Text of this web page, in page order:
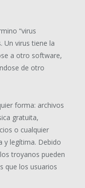
“virus
Un virus tiene la
a otro software,
de otro
forma: archivos
gratuita,
o cualquier
y legítima. Debido
troyanos pueden
que los usuarios